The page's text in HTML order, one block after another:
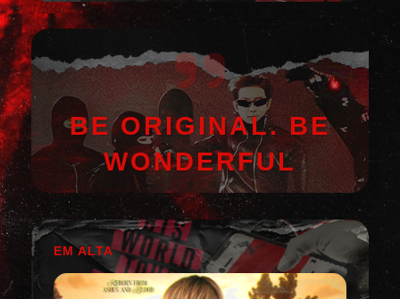
BE ORIGINAL. BE
WONDERFUL
EM ALTA